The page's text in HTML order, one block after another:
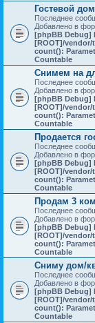
Гостевой
Последнее
Добавлено в
[phpBB Debug]
[ROOT]/
count():
Countable
Снимем на
Последнее
Добавлено в
[phpBB Debug]
[ROOT]/
count():
Countable
Продается
Последнее
Добавлено в
[phpBB Debug]
[ROOT]/
count():
Countable
Продам 3
Последнее
Добавлено в
[phpBB Debug]
[ROOT]/
count():
Countable
Сниму дом/
Последнее
Добавлено в
[phpBB Debug]
[ROOT]/
count():
Countable